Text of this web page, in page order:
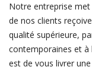
Notre entreprise
de nos clients
qualité supérieure,
contemporaines et à
est de vous livrer